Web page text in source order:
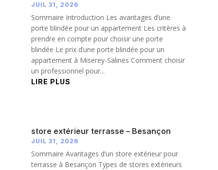
JUIL 31, 2026
Sommaire Introduction Les avantages d’une
porte blindée pour un appartement Les critères à
prendre en compte pour choisir une porte
blindée Le prix d’une porte blindée pour un
appartement à Miserey-Salines Comment choisir
un professionnel pour...
LIRE PLUS
store extérieur terrasse – Besançon
JUIL 31, 2026
Sommaire Avantages d’un store extérieur pour
terrasse à Besançon Types de stores extérieurs